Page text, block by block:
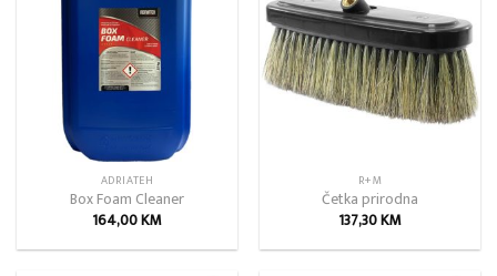
ADRIATEH
Box Foam Cleaner
164,00KM
wishlist
R+M
Četka prirodna
137,30KM